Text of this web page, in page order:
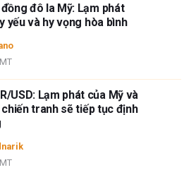
đô la Mỹ: Lạm phát
yếu và hy vọng hòa bình
USD: Lạm phát của Mỹ và
tranh sẽ tiếp tục định